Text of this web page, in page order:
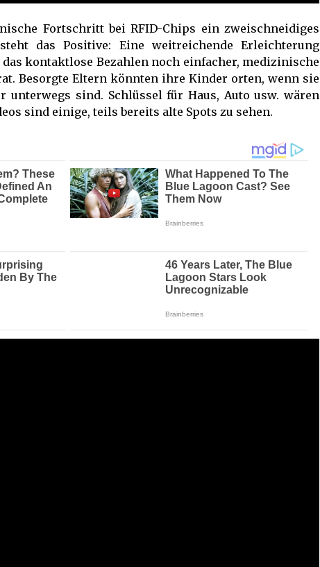
Fortschritt bei RFID-Chips ein zweischneidiges
das Positive: Eine weitreichende Erleichterung
das kontaktlose Bezahlen noch einfacher, medizinische
Besorgte Eltern könnten ihre Kinder orten, wenn sie
unterwegs sind. Schlüssel für Haus, Auto usw. wären
sind einige, teils bereits alte Spots zu sehen.